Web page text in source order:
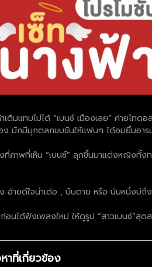
าเดิมแทบไม่ได้ “เบนซ์ เมืองเลย” ค่ายไ
ง มักมีมุกตลกขบขันให้แฟนๆ ได้อมยิ้มอา
ที่ภาพที่เห็น “เบนซ์” ลุกขึ้นมาแต่งหญิงทั้ง
อ้ายดีใจนำเด้อ , บืนตาย หรือ นับหนึ่งบ่ถึ
อนได้ฟังเพลงใหม่ ให้ดูรูป “สาวเบนซ์”สุ
หาที่เกี่ยวข้อง